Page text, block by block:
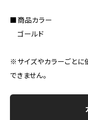
■商品カラー
ゴールド
※サイズやカラーごと
できません。